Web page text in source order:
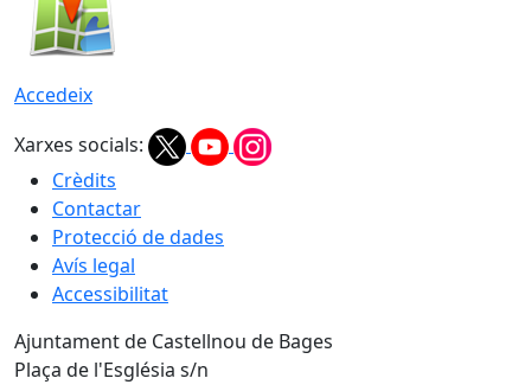
Accedeix
Xarxes socials:
Crèdits
Contactar
Protecció de dades
Avís legal
Accessibilitat
Ajuntament de Castellnou de Bages
Plaça de l'Església s/n